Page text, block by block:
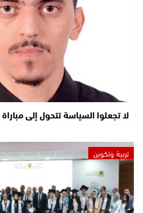
لا تجعلوا السياسة تتحول إلى
تربية وتكوين